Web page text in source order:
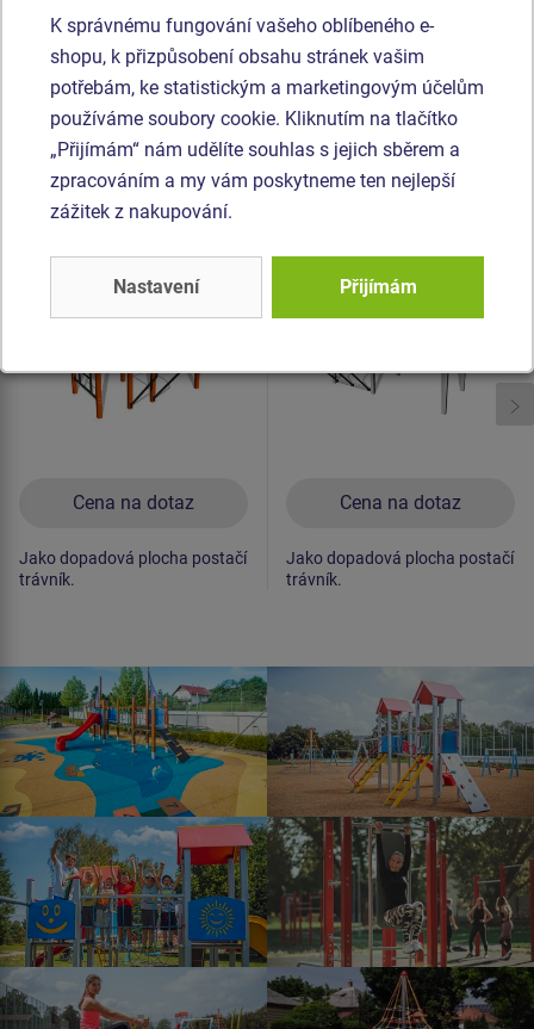
ostrými úlomky). Veškerý spojovací materiál je
pozinkovaný nebo nerezový.
Podobnézboží
Produkt - WS-8013K-15
Street workoutová
Cena na dotaz
Jako dopadová plocha postačí
trávník.
Produkt - WS-8018K-15
Cena na dotaz
Jako dopadová plocha postačí
trávník.
K správnému fungování vašeho oblíbeného e-
shopu, k přizpůsobení obsahu stránek vašim
potřebám, ke statistickým a marketingovým účelům
používáme soubory cookie. Kliknutím na tlačítko
„Přijímám“ nám udělíte souhlas s jejich sběrem a
zpracováním a my vám poskytneme ten nejlepší
zážitek z nakupování.
Nastavení Přijímám